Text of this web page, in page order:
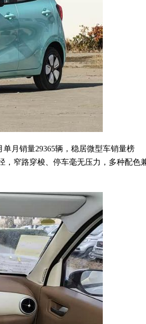
月销量29365辆，稳居微型车销量榜
，窄路穿梭、停车毫无压力，多种配色